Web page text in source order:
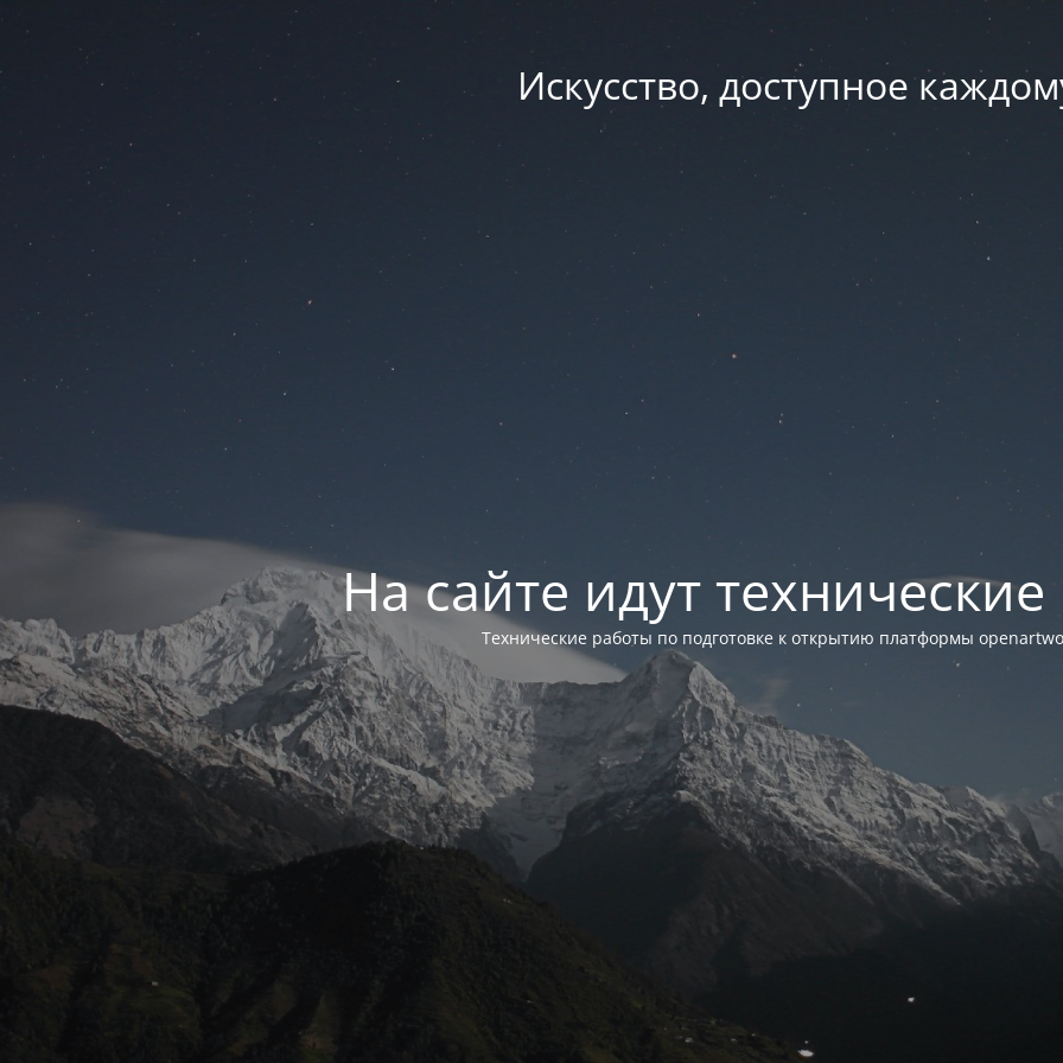
Искусство, доступное
На сайте идут
Технические работы по подготовке к открытию платформы